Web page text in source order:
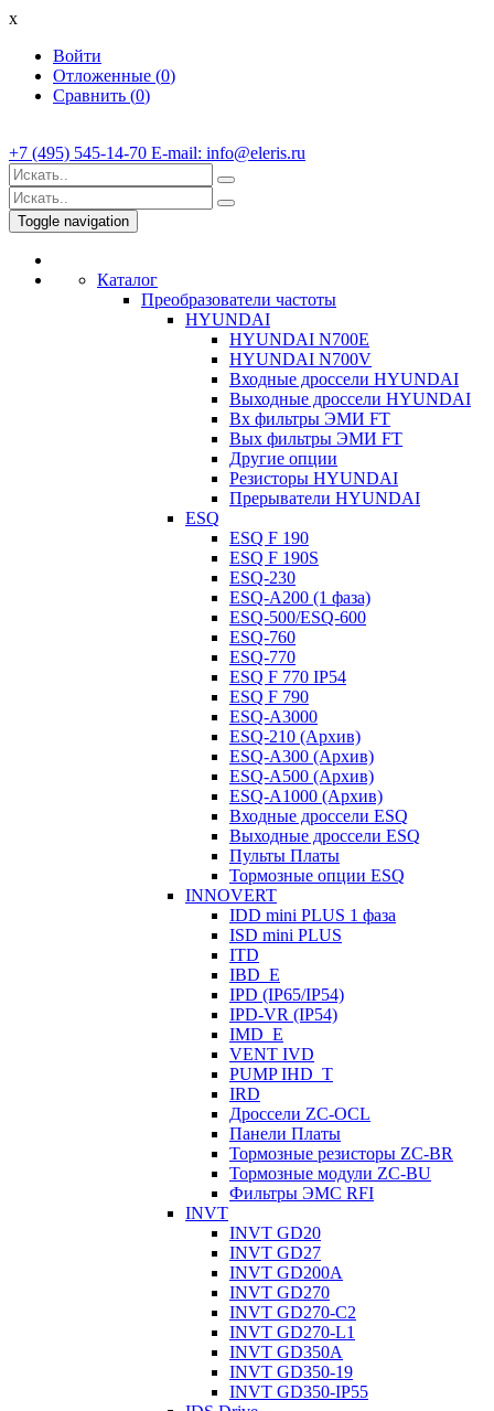
x
Войти
Отложенные (0)
Сравнить (0)
+7 (495) 545-14-70 E-mail: info@eleris.ru
Toggle navigation
Каталог
Преобразователи частоты
HYUNDAI
HYUNDAI N700E
HYUNDAI N700V
Входные дроссели HYUNDAI
Выходные дроссели HYUNDAI
Вх фильтры ЭМИ FT
Вых фильтры ЭМИ FT
Другие опции
Резисторы HYUNDAI
Прерыватели HYUNDAI
ESQ
ESQ F 190
ESQ F 190S
ESQ-230
ESQ-A200 (1 фаза)
ESQ-500/ESQ-600
ESQ-760
ESQ-770
ESQ F 770 IP54
ESQ F 790
ESQ-A3000
ESQ-210 (Архив)
ESQ-A300 (Архив)
ESQ-A500 (Архив)
ESQ-A1000 (Архив)
Входные дроссели ESQ
Выходные дроссели ESQ
Пульты Платы
Тормозные опции ESQ
INNOVERT
IDD mini PLUS 1 фаза
ISD mini PLUS
ITD
IBD_E
IPD (IP65/IP54)
IРD-VR (IP54)
IMD_E
VENT IVD
PUMP IHD_T
IRD
Дроссели ZC-OCL
Панели Платы
Тормозные резисторы ZC-BR
Тормозные модули ZC-BU
Фильтры ЭМС RFI
INVT
INVT GD20
INVT GD27
INVT GD200A
INVT GD270
INVT GD270-C2
INVT GD270-L1
INVT GD350A
INVT GD350-19
INVT GD350-IP55